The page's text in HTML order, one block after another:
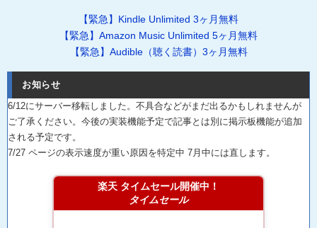
【緊急】Kindle Unlimited 3ヶ月無料
【緊急】Amazon Music Unlimited 5ヶ月無料
【緊急】Audible（聴く読書）3ヶ月無料
お知らせ
6/12にサーバー移転しました。不具合などがまだ出るかもしれませんが
ご了承ください。今後の実装機能予定で記事とは別に掲示板機能が追加
される予定です。
7/27 ページの表示速度が重い原因を特定中 7月中には直します。
楽天 タイムセール開催中！
タイムセール